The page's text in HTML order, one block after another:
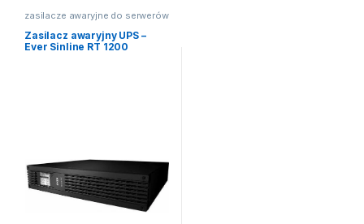
zasilacze awaryjne do serwerów
Zasilacz awaryjny UPS –
Ever Sinline RT 1200